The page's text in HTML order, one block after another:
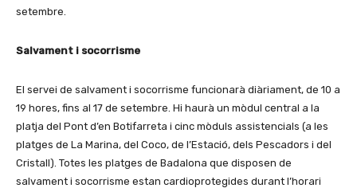
setembre.
Salvament i socorrisme
El servei de salvament i socorrisme funcionarà diàriament, de 10 a
19 hores, fins al 17 de setembre. Hi haurà un mòdul central a la
platja del Pont d’en Botifarreta i cinc mòduls assistencials (a les
platges de La Marina, del Coco, de l’Estació, dels Pescadors i del
Cristall). Totes les platges de Badalona que disposen de
salvament i socorrisme estan cardioprotegides durant l’horari